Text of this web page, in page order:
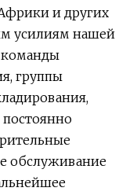
и других
усилиям нашей
команды
группы
обслуживание